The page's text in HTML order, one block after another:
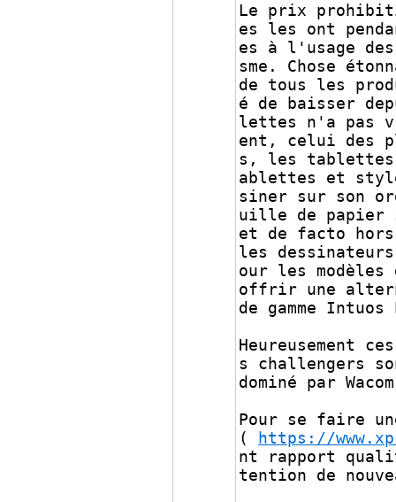
Le prix
es les ont
es à l'usage
sme. Chose
de tous les
é de baisser
lettes n'a pas
ent, celui des
s, les tablettes
ablettes et
siner sur son
uille de papier
et de facto hors
les
our les modèles
offrir une
de gamme Intuos
Heureusement
s challengers
dominé par
Pour se faire
(
https://
nt rapport
tention de